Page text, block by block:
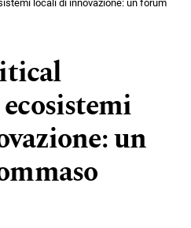
locali di innovazione: un forum
un